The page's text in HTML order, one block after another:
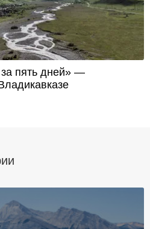
пять дней» —